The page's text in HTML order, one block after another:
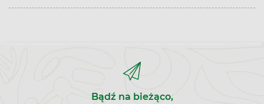
Bądź na bieżąco,